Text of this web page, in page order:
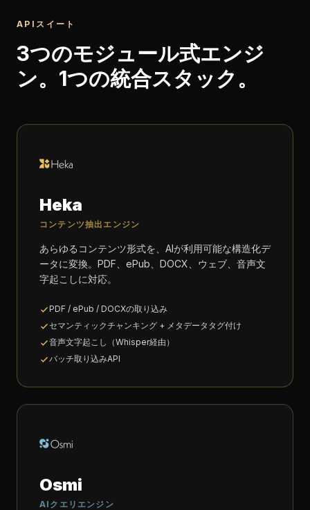
APIスイート
3つのモジュール式エンジ
ン。1つの統合スタック。
Heka
コンテンツ抽出エンジン
あらゆるコンテンツ形式を、AIが利用可能な構造化デ
ータに変換。PDF、ePub、DOCX、ウェブ、音声文
字起こしに対応。
PDF / ePub / DOCXの取り込み
セマンティックチャンキング + メタデータタグ付け
音声文字起こし（Whisper経由）
バッチ取り込みAPI
Osmi
AIクエリエンジン